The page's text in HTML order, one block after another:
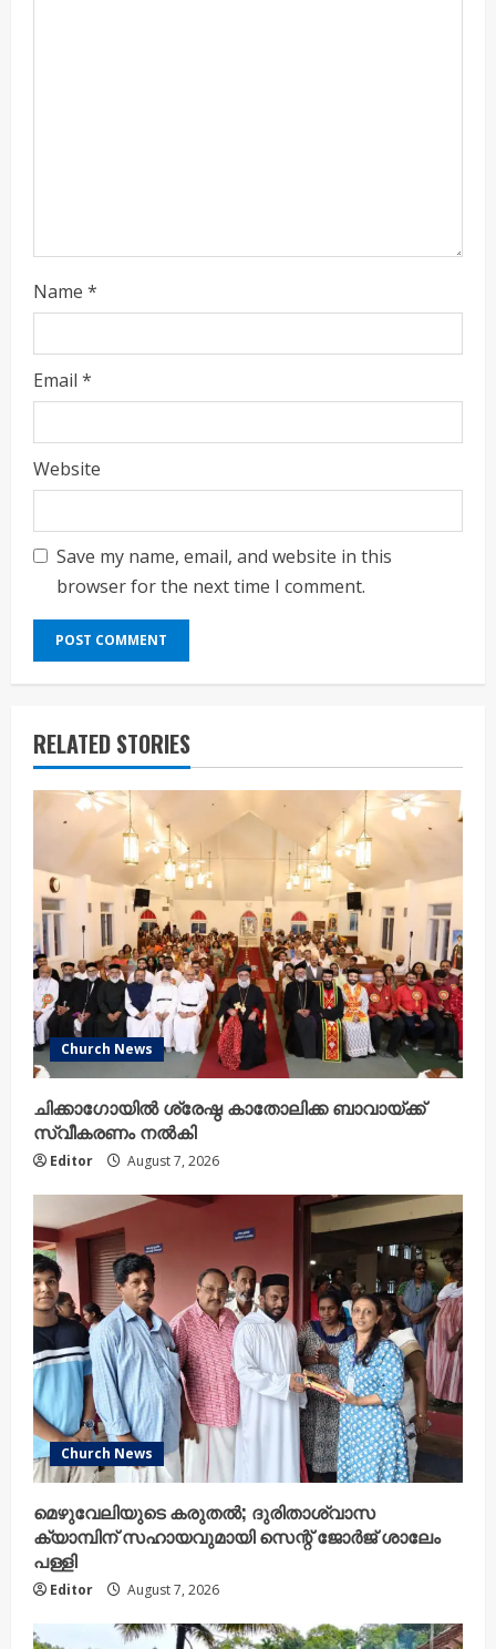
Name *
Email *
Website
Save my name, email, and website in this
browser for the next time I comment.
RELATED STORIES
Church News
ചിക്കാഗോയിൽ ശ്രേഷ്ഠ കാതോലിക്ക ബാവായ്ക്ക്
സ്വീകരണം നൽകി
Editor August 7, 2026
Church News
മെഴുവേലിയുടെ കരുതൽ; ദുരിതാശ്വാസ
ക്യാമ്പിന് സഹായവുമായി സെന്റ് ജോർജ് ശാലേം
പള്ളി
Editor August 7, 2026